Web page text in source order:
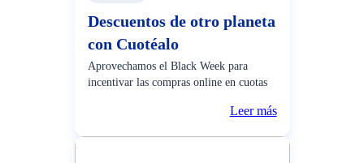
Descuentos de otro planeta
con Cuotéalo
Aprovechamos el Black Week para
incentivar las compras online en cuotas
disfrutaron de descuentos de más de S/
Leer más